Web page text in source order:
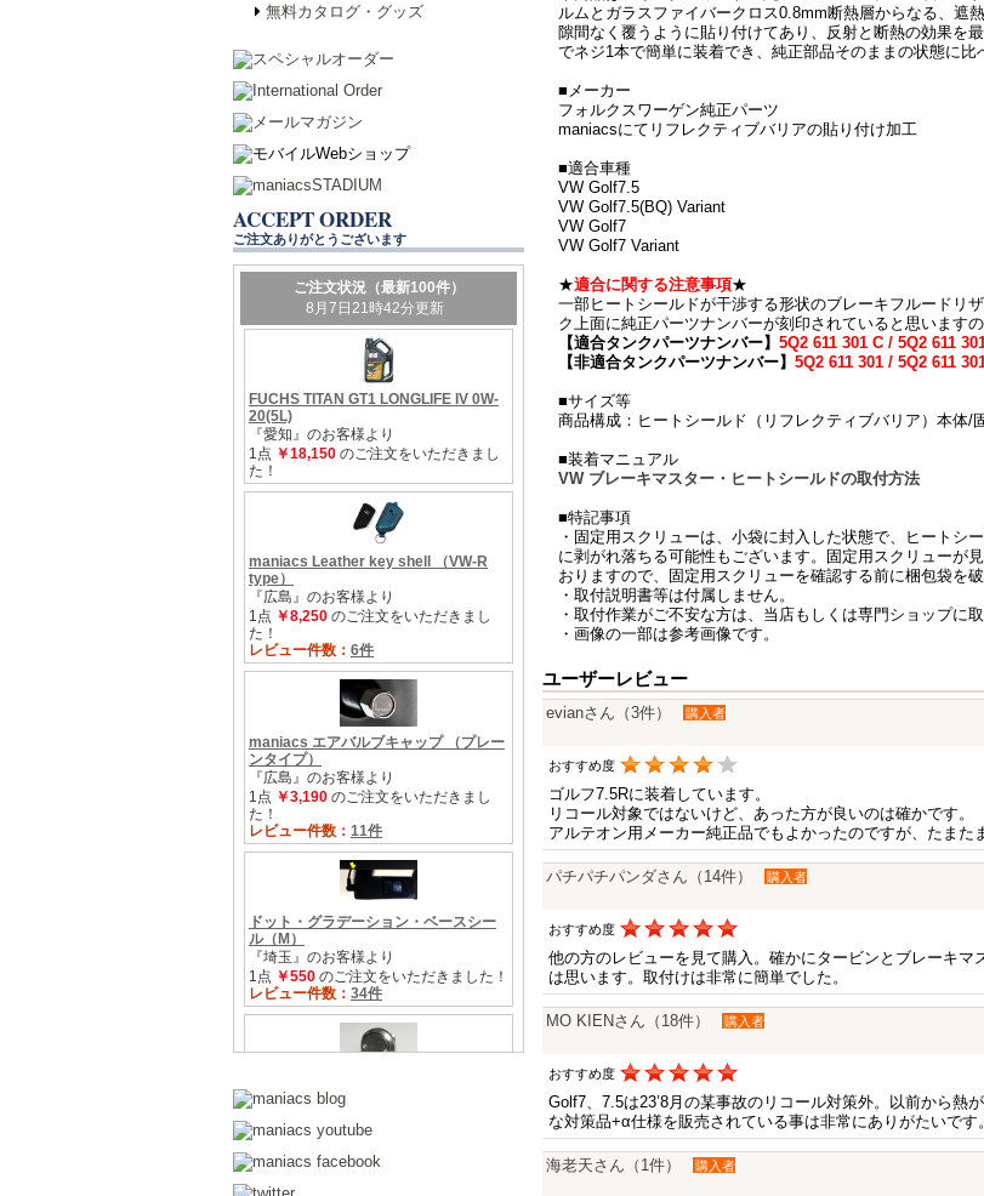
無料カタログ・グッズ
ACCEPT ORDER
ご注文ありがとうございます
ルムとガラスファイバークロス0.8mm断熱層からなる、遮
隙間なく覆うように貼り付けてあり、反射と断熱の効果を
でネジ1本で簡単に装着でき、純正部品そのままの状態に比
■メーカー
フォルクスワーゲン純正パーツ
maniacsにてリフレクティブバリアの貼り付け加工
■適合車種
VW Golf7.5
VW Golf7.5(BQ) Variant
VW Golf7
VW Golf7 Variant
★適合に関する注意事項★
一部ヒートシールドが干渉する形状のブレーキフルードリ
ク上面に純正パーツナンバーが刻印されていると思います
【適合タンクパーツナンバー】 5Q2 611 301 C / 5Q2 611
【非適合タンクパーツナンバー】 5Q2 611 301 / 5Q2 611
■サイズ等
商品構成：ヒートシールド（リフレクティブバリア）本体/
■装着マニュアル
VW ブレーキマスター・ヒートシールドの取付方法
■特記事項
・固定用スクリューは、小袋に封入した状態で、ヒートシ
に剥がれ落ちる可能性もございます。固定用スクリューが
おりますので、固定用スクリューを確認する前に梱包袋を破
・取付説明書等は付属しません。
・取付作業がご不安な方は、当店もしくは専門ショップに
・画像の一部は参考画像です。
ユーザーレビュー
evianさん（3件） 購入者
おすすめ度
ゴルフ7.5Rに装着しています。
リコール対象ではないけど、あった方が良いのは確かです。
アルテオン用メーカー純正品でもよかったのですが、たまた
パチパチパンダさん（14件） 購入者
おすすめ度
他の方のレビューを見て購入。確かにタービンとブレーキ
は思います。取付けは非常に簡単でした。
MO KIENさん（18件） 購入者
おすすめ度
Golf7、7.5は23’8月の某事故のリコール対策外。以前から熱
な対策品+α仕様を販売されている事は非常にありがたいです
海老天さん（1件） 購入者